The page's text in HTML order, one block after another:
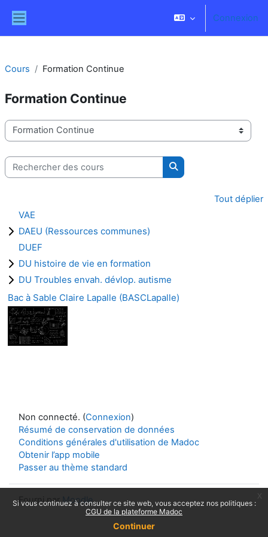
Si vous continuez à consulter ce site web, vous acceptez nos politiques :
CGU de la plateforme Madoc
Continuer
Connexion
Cours Formation Continue
Formation Continue
Catégories de cours
Rechercher des cours
Rechercher des cours
Tout déplier
VAE
DAEU (Ressources communes)
DUEF
DU histoire de vie en formation
DU Troubles envah. dévlop. autisme
Bac à Sable Claire Lapalle (BASCLapalle)
Non connecté. (Connexion)
Résumé de conservation de données
Conditions générales d'utilisation de Madoc
Obtenir l’app mobile
Passer au thème standard
Fourni parMoodle